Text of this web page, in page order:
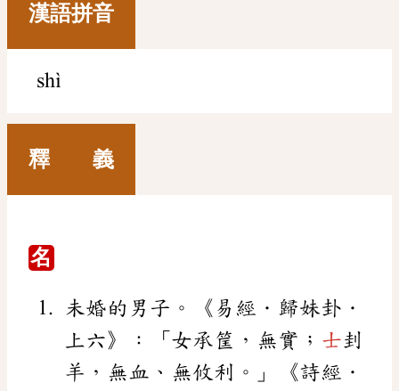
漢語拼音
shì
釋 義
名
未婚的男子。《易經．歸妹卦．
上六》：「女承筐，無實； 士刲
羊，無血、無攸利。」《詩經．